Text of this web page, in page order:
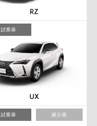
試乗車
試乗車 展示車